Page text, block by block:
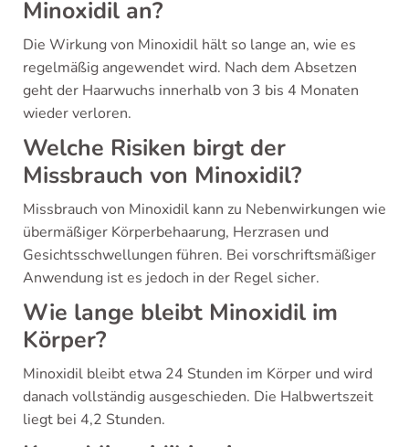
Minoxidil an?
Die Wirkung von Minoxidil hält so lange an, wie es
regelmäßig angewendet wird. Nach dem Absetzen
geht der Haarwuchs innerhalb von 3 bis 4 Monaten
wieder verloren.
Welche Risiken birgt der
Missbrauch von Minoxidil?
Missbrauch von Minoxidil kann zu Nebenwirkungen wie
übermäßiger Körperbehaarung, Herzrasen und
Gesichtsschwellungen führen. Bei vorschriftsmäßiger
Anwendung ist es jedoch in der Regel sicher.
Wie lange bleibt Minoxidil im
Körper?
Minoxidil bleibt etwa 24 Stunden im Körper und wird
danach vollständig ausgeschieden. Die Halbwertszeit
liegt bei 4,2 Stunden.